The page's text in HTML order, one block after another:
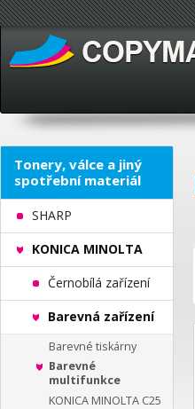
Tonery, válce a jiný
spotřební materiál
SHARP
KONICA MINOLTA
Černobílá zařízení
Barevná zařízení
Barevné tiskárny
Barevné
multifunkce
KONICA MINOLTA C25